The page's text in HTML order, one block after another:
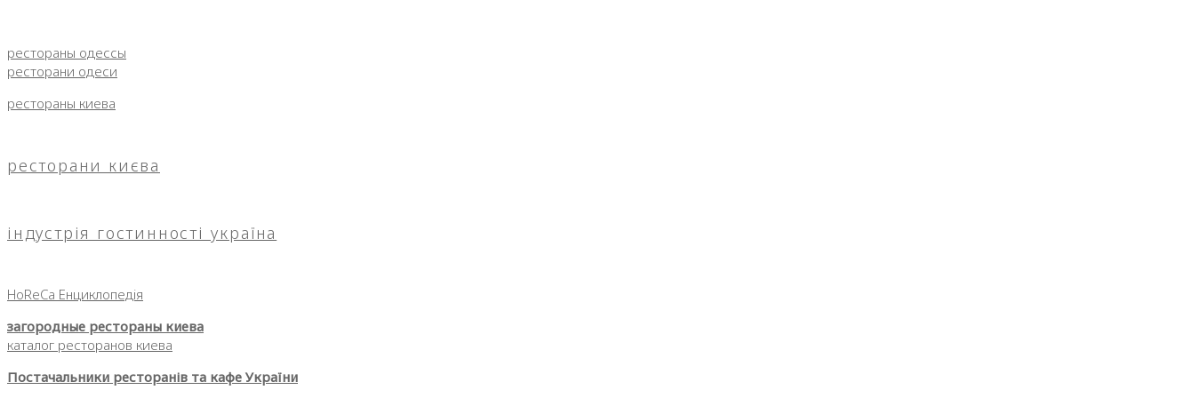
рестораны одессы
ресторани одеси
рестораны киева
ресторани києва
індустрія гостинності україна
HoReCa Енциклопедія
загородные рестораны киева
каталог ресторанов киева
Постачальники ресторанів та кафе України